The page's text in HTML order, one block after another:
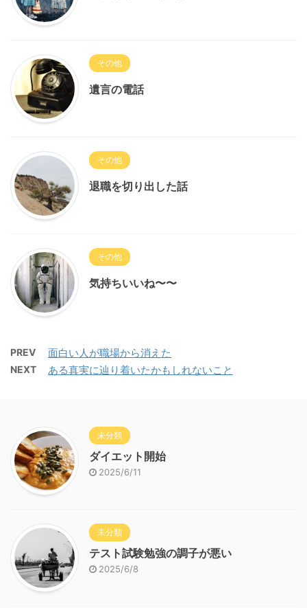
その他
遺言の電話
その他
退職を切り出した話
その他
気持ちいいね〜〜
PREV 面白い人が職場から消えた
NEXT ある真実に辿り着いたかもしれないこと
未分類
ダイエット開始
2025/6/11
未分類
テスト試験勉強の調子が悪い
2025/6/8